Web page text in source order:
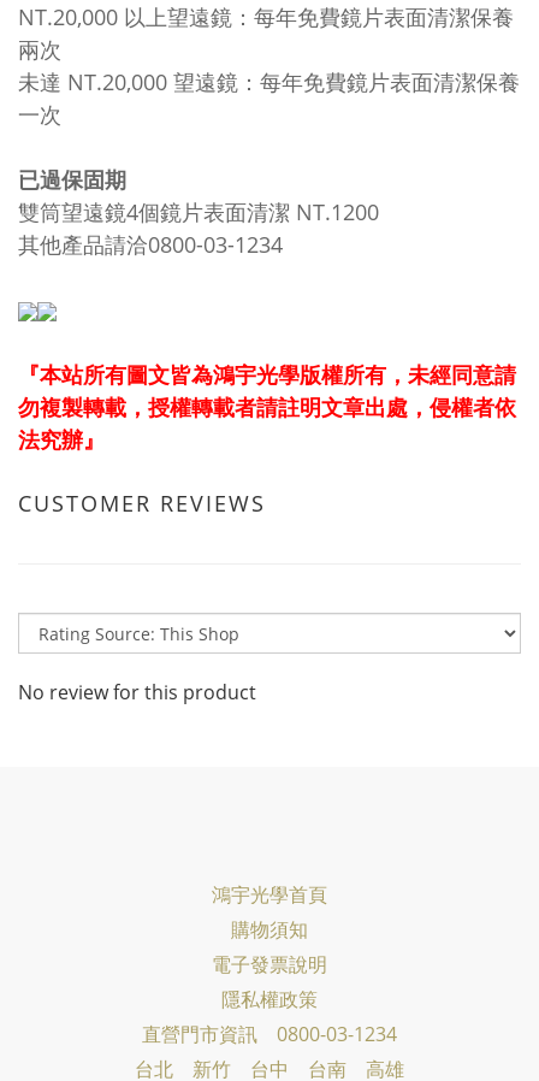
NT.20,000 以上望遠鏡：每年免費鏡片表面清潔保養
兩次
未達 NT.20,000 望遠鏡：每年免費鏡片表面清潔保養
一次
已過保固期
雙筒望遠鏡4個鏡片表面清潔 NT.1200
其他產品請洽0800-03-1234
『本站所有圖文皆為鴻宇光學版權所有，未經同意請
勿複製轉載，授權轉載者請註明文章出處，侵權者依
法究辦』
CUSTOMER REVIEWS
No review for this product
鴻宇光學首頁
購物須知
電子發票說明
隱私權政策
直營門市資訊 0800-03-1234
台北 新竹 台中 台南 高雄